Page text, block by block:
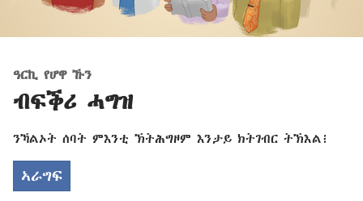
ዓርኪ የሆዋ ኹን
ብፍቕሪ ሓግዝ
ንኻልኦት ሰባት ምእንቲ ኽትሕግዞም እንታይ ክትገብር ትኽእል፧
ኣራግፍ